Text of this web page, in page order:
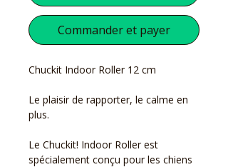
Commander et payer
Chuckit Indoor Roller 12 cm
Le plaisir de rapporter, le calme en
plus.
Le Chuckit! Indoor Roller est
spécialement conçu pour les chiens